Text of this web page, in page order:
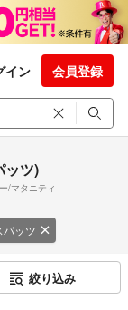
イン 会員登録
ッツ)
/マタニティ
パッツ
絞り込み